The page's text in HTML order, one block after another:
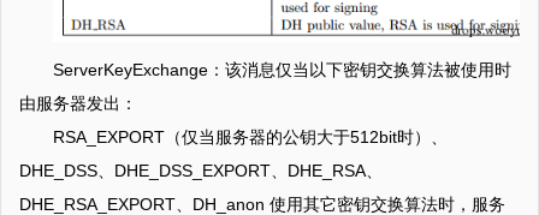
ServerKeyExchange：该消息仅当以下密钥交换算法被使用时
由服务器发出：
RSA_EXPORT（仅当服务器的公钥大于512bit时）、
DHE_DSS、DHE_DSS_EXPORT、DHE_RSA、
DHE_RSA_EXPORT、DH_anon 使用其它密钥交换算法时，服务